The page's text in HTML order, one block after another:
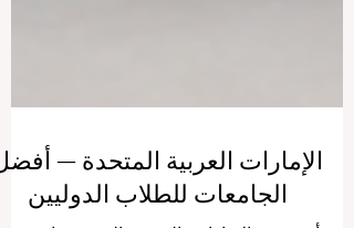
الإمارات العربية المتحدة —